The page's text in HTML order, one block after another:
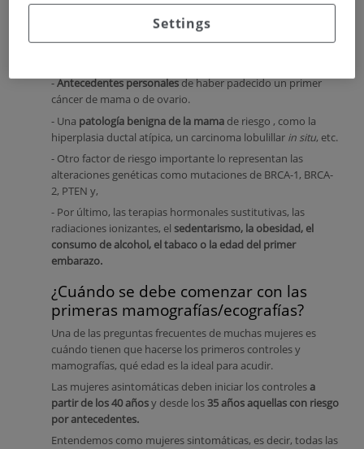
la posibilidad de padecer un cáncer de mama.
antecedentes familiaresde riesgo (primer grado:
madre, hermanas, varios casos en la familia, asociado a
-Antecedentes personalesde haber padecido un primer
cáncer de mama o de ovario.
- Una patología benigna de la mama de riesgo , como la
hiperplasia ductal atípica, un carcinoma lobulillar in situ, etc.
- Otro factor de riesgo importante lo representan las
alteraciones genéticas como mutaciones de BRCA-1, BRCA-
2, PTEN y,
- Por último, las terapias hormonales sustitutivas, las
radiaciones ionizantes, el sedentarismo, la obesidad, el
consumo de alcohol, el tabaco o la edad del primer
embarazo.
¿Cuándo se debe comenzar con las
primeras mamografías/ecografías?
Una de las preguntas frecuentes de muchas mujeres es
cuándo tienen que hacerse los primeros controles y
mamografías, qué edad es la ideal para acudir.
Las mujeres asintomáticas deben iniciar los controlesa
partir de los 40 añosy desde los35 años aquellas con riesgo
por antecedentes.
Entendemos como mujeres sintomáticas, es decir, todas las
Settings